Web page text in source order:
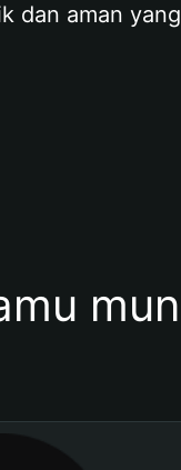
dan aman